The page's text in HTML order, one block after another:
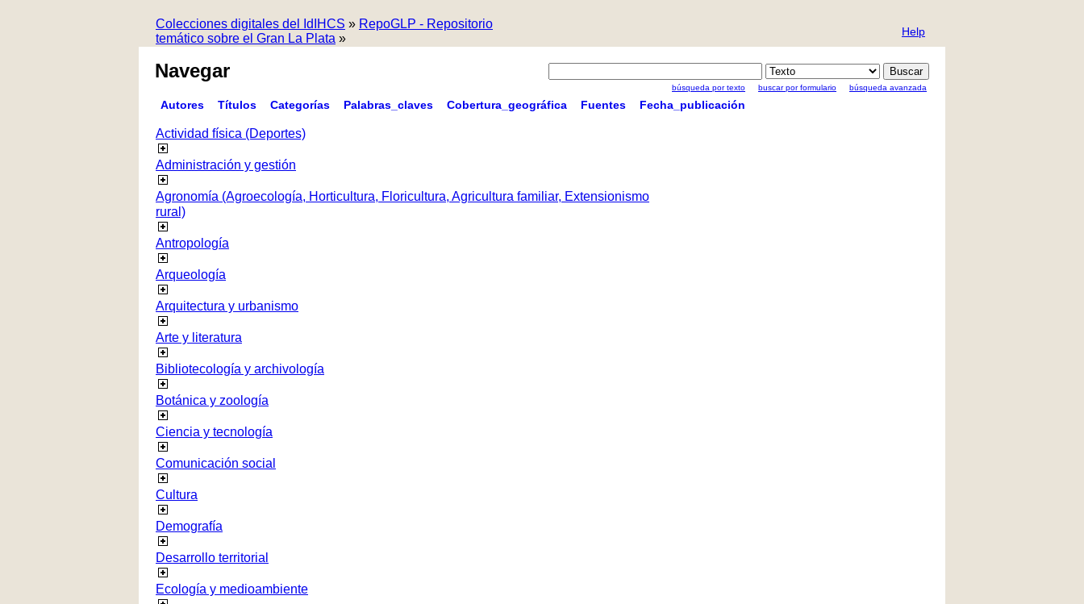
Colecciones digitales del IdIHCS » RepoGLP - Repositorio
temático sobre el Gran La Plata » Help
Navegar
búsqueda por texto buscar por formulario búsqueda avanzada
Autores Títulos Categorías Palabras_claves Cobertura_geográfica Fuentes Fecha_publicación
Actividad física (Deportes)
Administración y gestión
Agronomía (Agroecología, Horticultura, Floricultura, Agricultura familiar, Extensionismo
rural)
Antropología
Arqueología
Arquitectura y urbanismo
Arte y literatura
Bibliotecología y archivología
Botánica y zoología
Ciencia y tecnología
Comunicación social
Cultura
Demografía
Desarrollo territorial
Ecología y medioambiente